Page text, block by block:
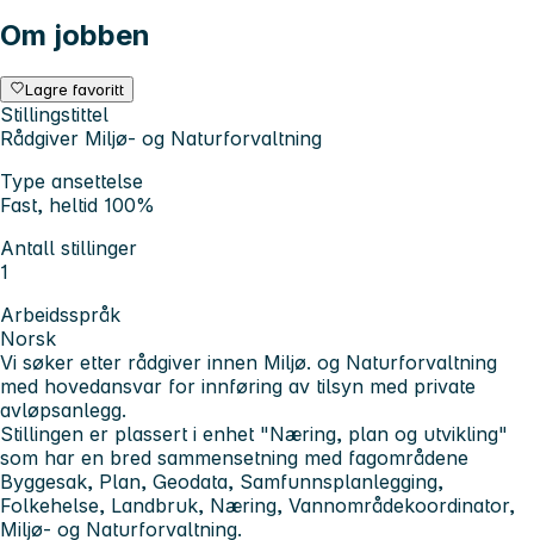
Om jobben
Lagre favoritt
Stillingstittel
Rådgiver Miljø- og Naturforvaltning
Type ansettelse
Fast, heltid 100%
Antall stillinger
1
Arbeidsspråk
Norsk
Vi søker etter rådgiver innen Miljø. og Naturforvaltning
med hovedansvar for innføring av tilsyn med private
avløpsanlegg.
Stillingen er plassert i enhet "Næring, plan og utvikling"
som har en bred sammensetning med fagområdene
Byggesak, Plan, Geodata, Samfunnsplanlegging,
Folkehelse, Landbruk, Næring, Vannområdekoordinator,
Miljø- og Naturforvaltning.